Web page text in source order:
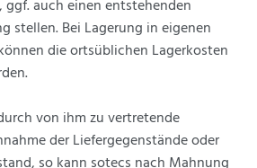
auch einen entstehenden
stellen. Bei Lagerung in eigenen
die ortsüblichen Lagerkosten
von ihm zu vertretende
der Liefergegenstände oder